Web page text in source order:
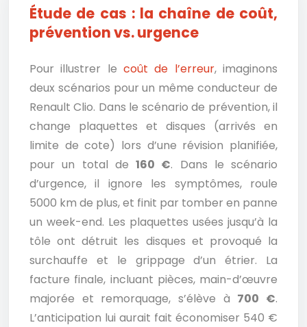
Étude de cas : la chaîne de coût,
prévention vs. urgence
Pour illustrer le coût de l’erreur, imaginons
deux scénarios pour un même conducteur de
Renault Clio. Dans le scénario de prévention, il
change plaquettes et disques (arrivés en
limite de cote) lors d’une révision planifiée,
pour un total de 160 €. Dans le scénario
d’urgence, il ignore les symptômes, roule
5000 km de plus, et finit par tomber en panne
un week-end. Les plaquettes usées jusqu’à la
tôle ont détruit les disques et provoqué la
surchauffe et le grippage d’un étrier. La
facture finale, incluant pièces, main-d’œuvre
majorée et remorquage, s’élève à 700 €.
L’anticipation lui aurait fait économiser 540 €